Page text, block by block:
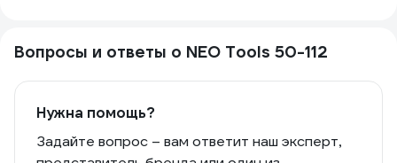
Вопросы и ответы о NEO Tools 50-112
Нужна помощь?
Задайте вопрос – вам ответит наш эксперт,